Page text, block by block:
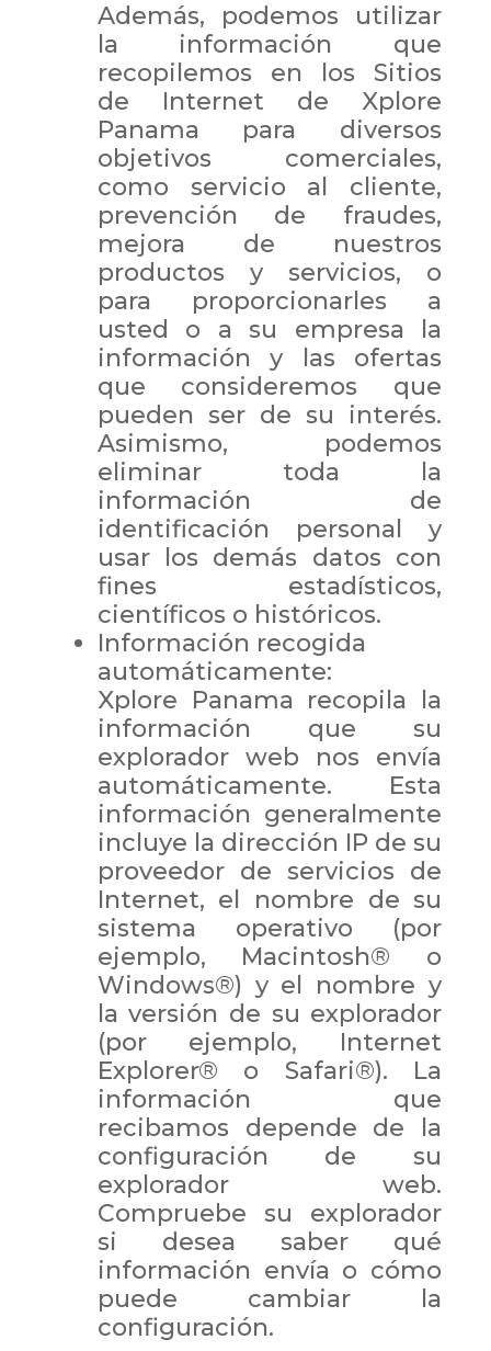
Además, podemos utilizar
la información que
recopilemos en los Sitios
de Internet de Xplore
Panama para diversos
objetivos comerciales,
como servicio al cliente,
prevención de fraudes,
mejora de nuestros
productos y servicios, o
para proporcionarles a
usted o a su empresa la
información y las ofertas
que consideremos que
pueden ser de su interés.
Asimismo, podemos
eliminar toda la
información de
identificación personal y
usar los demás datos con
fines estadísticos,
científicos o históricos.
Información recogida
automáticamente:
Xplore Panama recopila la
información que su
explorador web nos envía
automáticamente. Esta
información generalmente
incluye la dirección IP de su
proveedor de servicios de
Internet, el nombre de su
sistema operativo (por
ejemplo, Macintosh® o
Windows®) y el nombre y
la versión de su explorador
(por ejemplo, Internet
Explorer® o Safari®). La
información que
recibamos depende de la
configuración de su
explorador web.
Compruebe su explorador
si desea saber qué
información envía o cómo
puede cambiar la
configuración.